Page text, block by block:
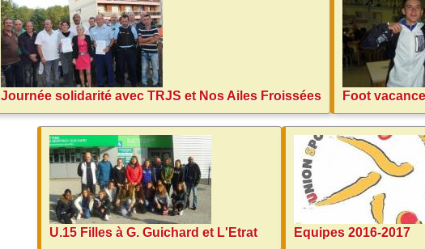
Journée solidarité avec TRJS et Nos Ailes Froissées Foot
U.15 Filles à G. Guichard et L'Etrat Equipes 2016-2017